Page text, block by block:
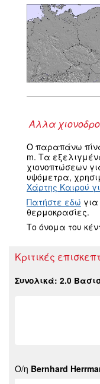
Αλλα
Ο παραπάνω
m. Τα
χιονοπτώσεων
υψόμετρα,
Χάρτης Καιρού
Πατήστε εδώ
θερμοκρασίες.
Το όνομα του
Κριτικές
Συνολικά: 2.0
Ο/η Bernhard